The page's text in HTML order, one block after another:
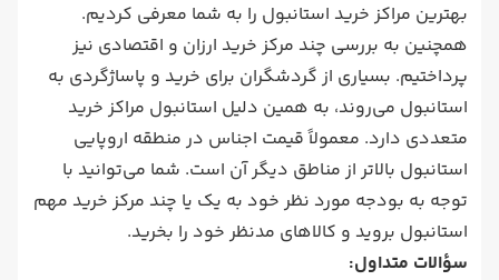
بهترین مراکز خرید استانبول را به شما معرفی کردیم.
همچنین به بررسی چند مرکز خرید ارزان و اقتصادی نیز
پرداختیم. بسیاری از گردشگران برای خرید و پاساژگردی به
استانبول می‌روند، به همین دلیل استانبول مراکز خرید
متعددی دارد. معمولاً قیمت اجناس در منطقه اروپایی
استانبول بالاتر از مناطق دیگر آن است. شما می‌توانید با
توجه به بودجه مورد نظر خود به یک یا چند مرکز خرید مهم
استانبول بروید و کالاهای مدنظر خود را بخرید.
سؤالات متداول: